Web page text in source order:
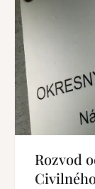
Rozvod